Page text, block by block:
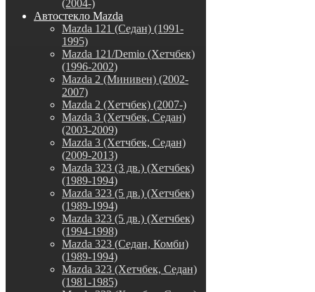
(2004-)
Автостекло Mazda
Mazda 121 (Седан) (1991-
1995)
Mazda 121/Demio (Хетчбек)
(1996-2002)
Mazda 2 (Минивен) (2002-
2007)
Mazda 2 (Хетчбек) (2007-)
Mazda 3 (Хетчбек, Седан)
(2003-2009)
Mazda 3 (Хетчбек, Седан)
(2009-2013)
Mazda 323 (3 дв.) (Хетчбек)
(1989-1994)
Mazda 323 (5 дв.) (Хетчбек)
(1989-1994)
Mazda 323 (5 дв.) (Хетчбек)
(1994-1998)
Mazda 323 (Седан, Комби)
(1989-1994)
Mazda 323 (Хетчбек, Седан)
(1981-1985)